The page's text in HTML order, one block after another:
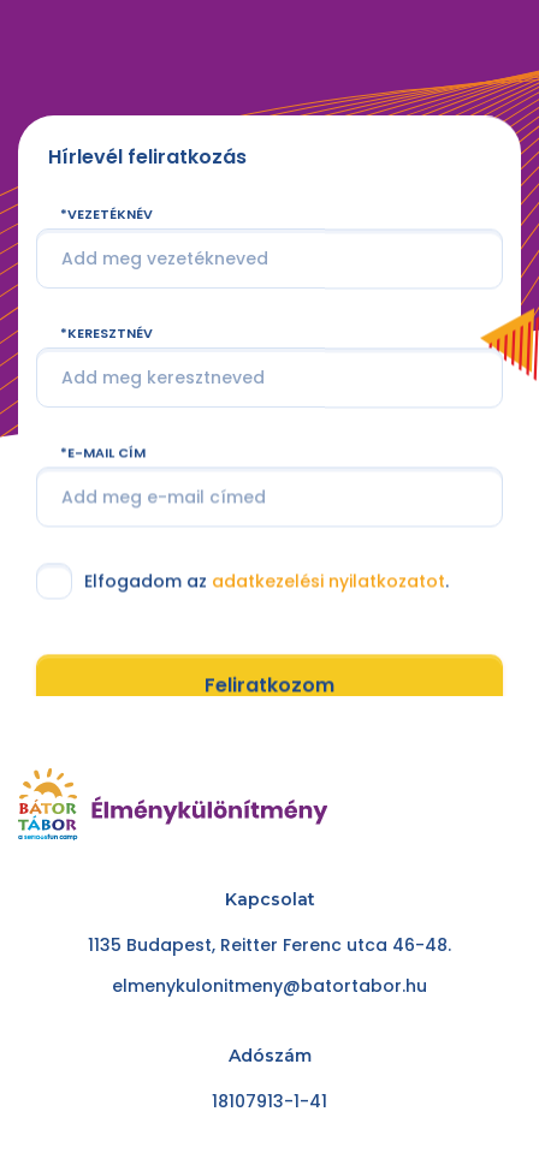
Hírlevél feliratkozás
VEZETÉKNÉV
KERESZTNÉV
E-MAIL CÍM
Elfogadom az adatkezelési nyilatkozatot.
Feliratkozom
Kapcsolat
1135 Budapest, Reitter Ferenc utca 46-48.
elmenykulonitmeny@batortabor.hu
Adószám
18107913-1-41